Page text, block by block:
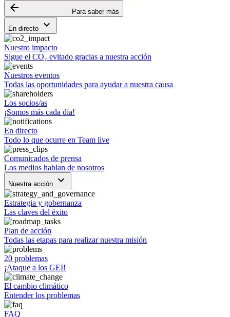
arrow_backward Para saber más
En directo keyboard_arrow_down
Nuestro impacto
Sigue el CO₂ evitado gracias a nuestra acción
Nuestros eventos
Todas las oportunidades para ayudar a nuestra causa
Los socios/as
¡Somos más cada día!
En directo
Todo lo que ocurre en Team live
Comunicados de prensa
Los medios hablan de nosotros
Nuestra acción keyboard_arrow_down
Estrategia y gobernanza
Las claves del éxito
Plan de acción
Todas las etapas para realizar nuestra misión
20 problemas
¡Ataque a los GEI!
El cambio climático
Entender los problemas
FAQ